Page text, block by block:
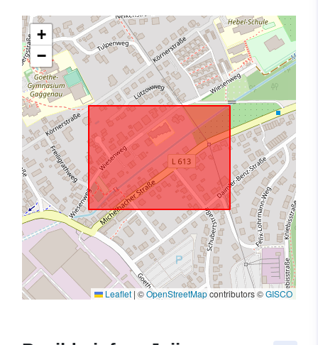
+
−
Leaflet | ©OpenStreetMapcontributors ©GISCO